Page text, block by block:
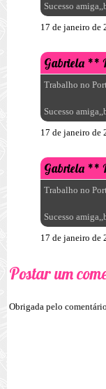
Sucesso
17 de janeiro de
Gabriela **
Trabalho no
Sucesso
17 de janeiro de
Gabriela **
Trabalho no
Sucesso
17 de janeiro de
Postar um
Obrigada pelo